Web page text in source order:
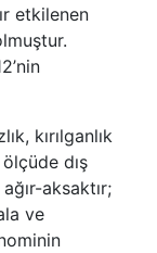
etkilenen
kırılganlık
dış
aksaktır;
ve